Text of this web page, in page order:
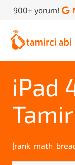
900+ yorum!
iPad